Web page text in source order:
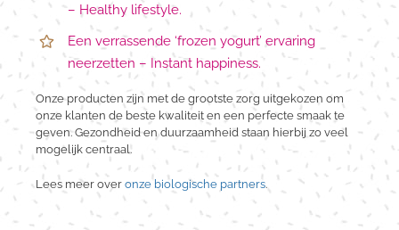
– Healthy lifestyle.
Een verrassende ‘frozen yogurt’ ervaring
neerzetten – Instant happiness.
Onze producten zijn met de grootste zorg uitgekozen om
onze klanten de beste kwaliteit en een perfecte smaak te
geven. Gezondheid en duurzaamheid staan hierbij zo veel
mogelijk centraal.
Lees meer over onze biologische partners.